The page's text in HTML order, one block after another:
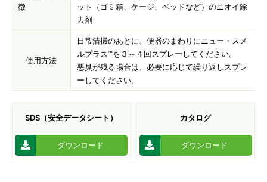
徴
ット（ゴミ箱、ケージ、ベッドなど）のニオイ除
去剤
使用方法
日常清掃のあとに、便器のまわりにニュー・スメ
ルプラス™を３～４回スプレーしてください。
悪臭が残る場合は、必要に応じて繰り返しスプレ
ーしてください。
SDS（安全データシート）
ダウンロード
カタログ
ダウンロード